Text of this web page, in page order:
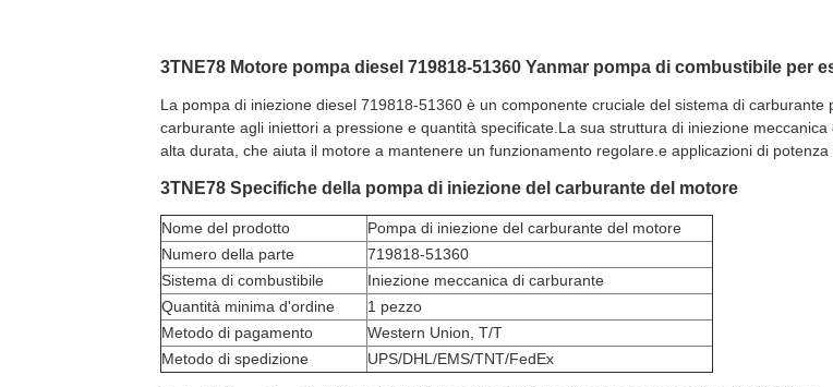
3TNE78 Motore pompa diesel 719818-51360 Yanmar pompa di combustibile per
La pompa di iniezione diesel 719818-51360 è un componente cruciale del sistema di
carburante agli iniettori a pressione e quantità specificate.La sua struttura di iniezione
alta durata, che aiuta il motore a mantenere un funzionamento regolare.e applicazioni di potenza
3TNE78 Specifiche della pompa di iniezione del carburante del motore
Nome del prodotto
Pompa di iniezione del carburante del motore
Numero della parte
719818-51360
Sistema di combustibile
Iniezione meccanica di carburante
Quantità minima d'ordine
1 pezzo
Metodo di pagamento
Western Union, T/T
Metodo di spedizione
UPS/DHL/EMS/TNT/FedEx